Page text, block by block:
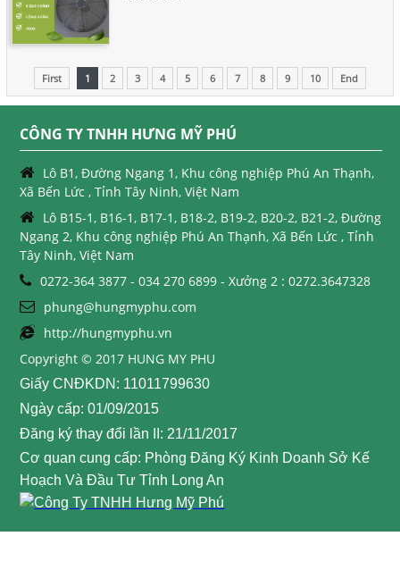
First 1 2 3 4 5 6 7 8 9 10 End
CÔNG TY TNHH HƯNG MỸ PHÚ
Lô B1, Đường Ngang 1, Khu công nghiệp Phú An Thạnh,
Xã Bến Lức , Tỉnh Tây Ninh, Việt Nam
Lô B15-1, B16-1, B17-1, B18-2, B19-2, B20-2, B21-2, Đường
Ngang 2, Khu công nghiệp Phú An Thạnh, Xã Bến Lức , Tỉnh
Tây Ninh, Việt Nam
0272-364 3877 - 034 270 6899 - Xưởng 2 : 0272.3647328
phung@hungmyphu.com
http://hungmyphu.vn
Copyright © 2017 HUNG MY PHU
Giấy CNĐKDN: 11011799630
Ngày cấp: 01/09/2015
Đăng ký thay đổi lần II: 21/11/2017
Cơ quan cung cấp: Phòng Đăng Ký Kinh Doanh Sở Kế
Hoạch Và Đầu Tư Tỉnh Long An